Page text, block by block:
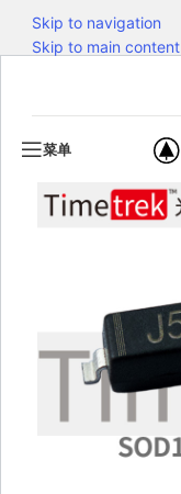
Skip to navigation
Skip to main content
菜单